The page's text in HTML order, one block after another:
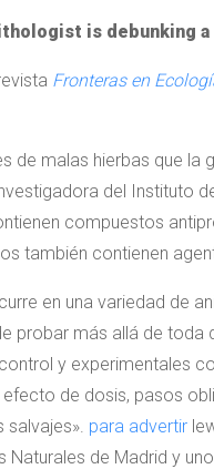
is debunking
Fronteras en
de malas hierbas que la
del Instituto
compuestos
también contienen
en una variedad de
probar más allá de toda
y experimentales
de dosis, pasos
salvajes». para advertir
Naturales de Madrid y